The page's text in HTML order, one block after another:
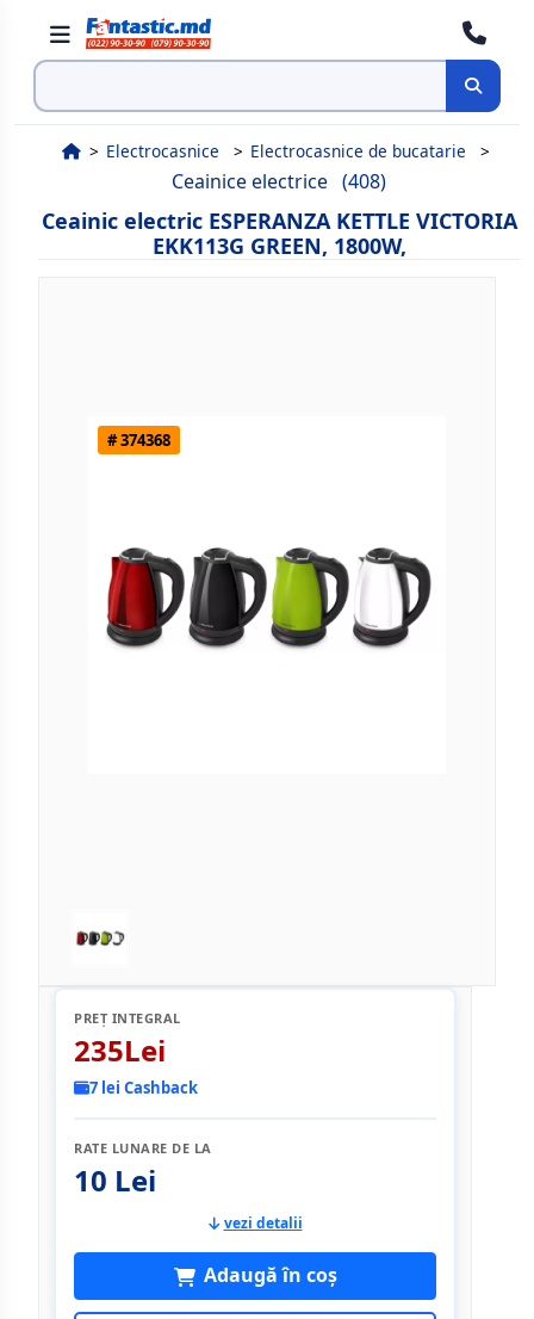
Cauta
Electrocasnice Electrocasnice de bucatarie
Ceainice electrice (408)
Ceainic electric ESPERANZA KETTLE VICTORIA
EKK113G GREEN, 1800W,
# 374368
PREȚ INTEGRAL
235Lei
7 lei Cashback
RATE LUNARE DE LA
10 Lei
vezi detalii
Adaugă în coș